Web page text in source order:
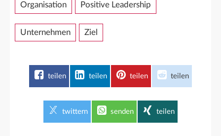
Organisation Positive Leadership
Unternehmen Ziel
teilen teilen teilen teilen
twittern senden teilen